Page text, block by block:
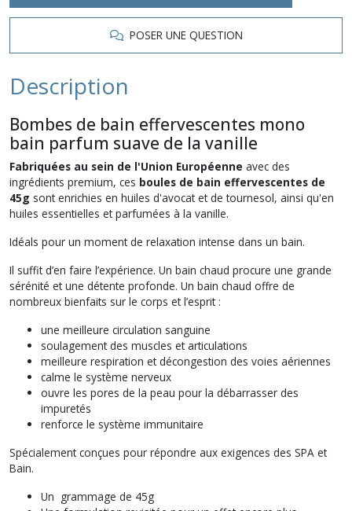
POSER UNE QUESTION
Description
Bombes de bain effervescentes mono
bain parfum suave de la vanille
Fabriquées au sein de l'Union Européenne avec des
ingrédients premium, ces boules de bain effervescentes de
45g sont enrichies en huiles d'avocat et de tournesol, ainsi qu'en
huiles essentielles et parfumées à la vanille.
Idéals pour un moment de relaxation intense dans un bain.
Il suffit d’en faire l’expérience. Un bain chaud procure une grande
sérénité et une détente profonde. Un bain chaud offre de
nombreux bienfaits sur le corps et l’esprit :
une meilleure circulation sanguine
soulagement des muscles et articulations
meilleure respiration et décongestion des voies aériennes
calme le système nerveux
ouvre les pores de la peau pour la débarrasser des
impuretés
renforce le système immunitaire
Spécialement conçues pour répondre aux exigences des SPA et
Bain.
Un grammage de 45g